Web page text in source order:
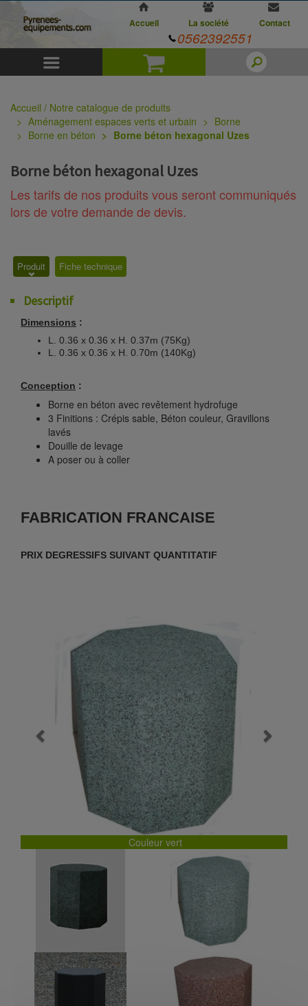
Panier
Accueil La société Contact
0562392551
Accueil / Notre catalogue de produits
Aménagement espaces verts et urbain
Borne
Borne en béton
Borne béton hexagonal Uzes
Borne béton hexagonal Uzes
Les tarifs de nos produits vous seront communiqués
lors de votre demande de devis.
Produit Fiche technique
Descriptif
Dimensions :
L. 0.36 x 0.36 x H. 0.37m (75Kg)
L. 0.36 x 0.36 x H. 0.70m (140Kg)
Conception :
Borne en béton avec revêtement hydrofuge
3 Finitions : Crépis sable, Béton couleur, Gravillons
lavés
Douille de levage
A poser ou à coller
FABRICATION FRANCAISE
PRIX DEGRESSIFS SUIVANT QUANTITATIF
Couleur vert
Previous